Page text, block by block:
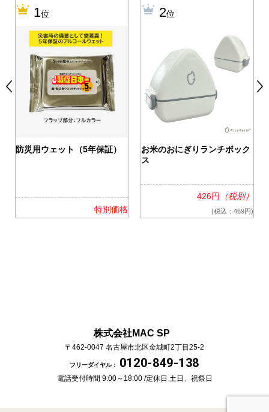
1位
防災用ウェット（5年保証）
特別価格
2位
お米のおにぎりランチボック
ス
426円 （税別）
(税込：469円)
株式会社MAC SP
〒462-0047 名古屋市北区金城町2丁目25-2
フリーダイヤル： 0120-849-138
電話受付時間 9:00～18:00 /定休日 土日、祝祭日